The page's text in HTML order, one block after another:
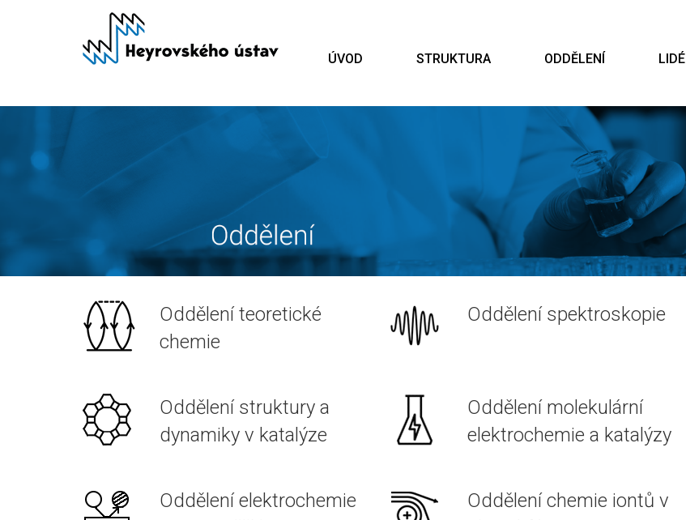
ÚVOD STRUKTURA ODDĚLENÍ LIDÉ
Oddělení teoretické
chemie
Oddělení spektroskopie
Oddělení struktury a
dynamiky v katalýze
Oddělení molekulární
elektrochemie a katalýzy
Oddělení elektrochemie
Oddělení chemie iontů v